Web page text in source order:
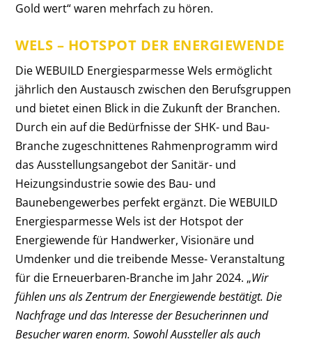
Gold wert“ waren mehrfach zu hören.
WELS – HOTSPOT DER ENERGIEWENDE
Die WEBUILD Energiesparmesse Wels ermöglicht
jährlich den Austausch zwischen den Berufsgruppen
und bietet einen Blick in die Zukunft der Branchen.
Durch ein auf die Bedürfnisse der SHK- und Bau-
Branche zugeschnittenes Rahmenprogramm wird
das Ausstellungsangebot der Sanitär- und
Heizungsindustrie sowie des Bau- und
Baunebengewerbes perfekt ergänzt. Die WEBUILD
Energiesparmesse Wels ist der Hotspot der
Energiewende für Handwerker, Visionäre und
Umdenker und die treibende Messe- Veranstaltung
für die Erneuerbaren-Branche im Jahr 2024. „Wir
fühlen uns als Zentrum der Energiewende bestätigt. Die
Nachfrage und das Interesse der Besucherinnen und
Besucher waren enorm. Sowohl Aussteller als auch